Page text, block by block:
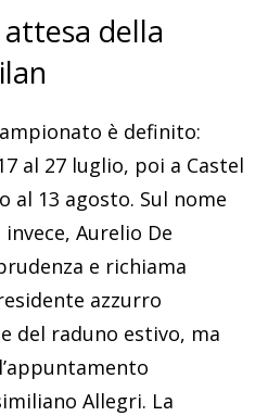
della
è definito:
al 27 luglio, poi a Castel
al 13 agosto. Sul nome
Aurelio De
e richiama
azzurro
del raduno estivo, ma
Allegri. La